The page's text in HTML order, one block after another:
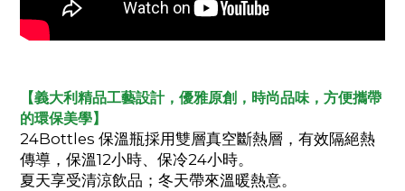
【義大利精品工藝設計，優雅原創，時尚品味，方便攜帶
的環保美學】
24Bottles 保溫瓶採用雙層真空斷熱層，有效隔絕熱
傳導，保溫12小時、保冷24小時。
夏天享受清涼飲品；冬天帶來溫暖熱意。